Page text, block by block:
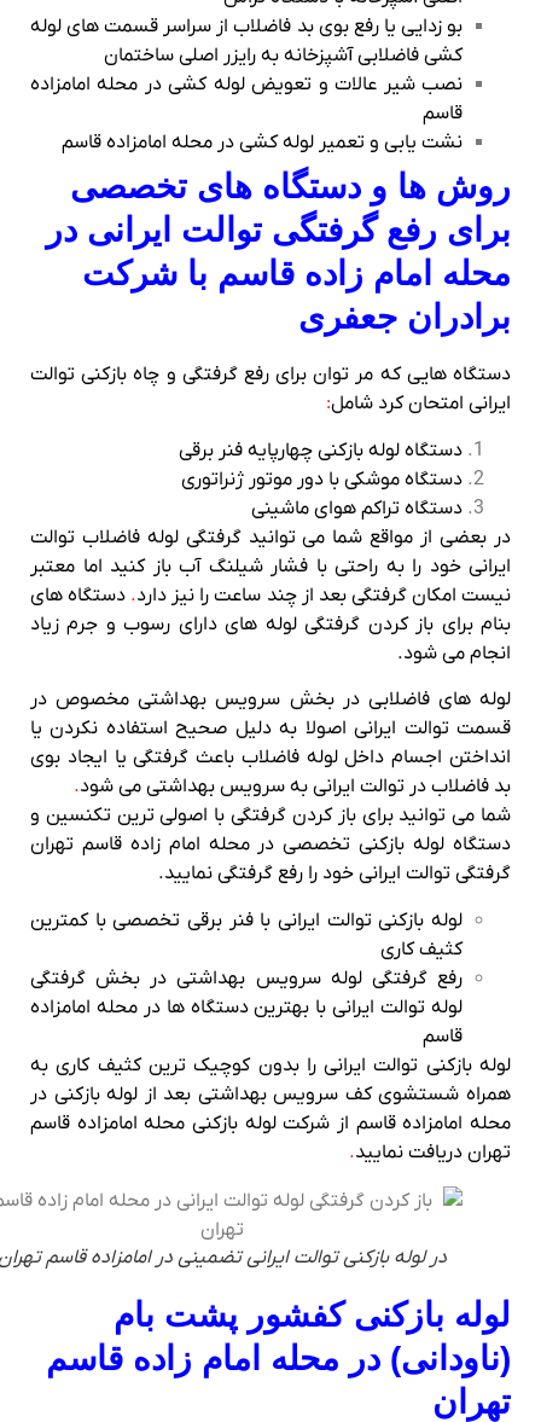
بو زدایی یا رفع بوی بد فاضلاب از سراسر قسمت های لوله
کشی فاضلابی آشپزخانه به رایزر اصلی ساختمان
نصب شیر عالات و تعویض لوله کشی در محله امامزاده
قاسم
نشت یابی و تعمیر لوله کشی در محله امامزاده قاسم
روش ها و دستگاه های تخصصی
برای رفع گرفتگی توالت ایرانی در
محله امام زاده قاسم با شرکت
برادران جعفری
دستگاه هایی که مر توان برای رفع گرفتگی و چاه بازکنی توالت
ایرانی امتحان کرد شامل:
دستگاه لوله بازکنی چهارپایه فنر برقی
دستگاه موشکی با دور موتور ژنراتوری
دستگاه تراکم هوای ماشینی
در بعضی از مواقع شما می توانید گرفتگی لوله فاضلاب توالت
ایرانی خود را به راحتی با فشار شیلنگ آب باز کنید اما معتبر
نیست امکان گرفتگی بعد از چند ساعت را نیز دارد.دستگاه های
بنام برای باز کردن گرفتگی لوله های دارای رسوب و جرم زیاد
انجام می شود.
لوله های فاضلابی در بخش سرویس بهداشتی مخصوص در
قسمت توالت ایرانی اصولا به دلیل صحیح استفاده نکردن یا
انداختن اجسام داخل لوله فاضلاب باعث گرفتگی یا ایجاد بوی
بد فاضلاب در توالت ایرانی به سرویس بهداشتی می شود.
شما می توانید برای باز کردن گرفتگی با اصولی ترین تکنسین و
دستگاه لوله بازکنی تخصصی در محله امام زاده قاسم تهران
گرفتگی توالت ایرانی خود را رفع گرفتگی نمایید.
لوله بازکنی توالت ایرانی با فنر برقی تخصصی با کمترین
کثیف کاری
رفع گرفتگی لوله سرویس بهداشتی در بخش گرفتگی
لوله توالت ایرانی با بهترین دستگاه ها در محله امامزاده
قاسم
لوله بازکنی توالت ایرانی را بدون کوچیک ترین کثیف کاری به
همراه شستشوی کف سرویس بهداشتی بعد از لوله بازکنی در
محله امامزاده قاسم از شرکت لوله بازکنی محله امامزاده قاسم
تهران دریافت نمایید.
در لوله بازکنی توالت ایرانی تضمینی در امامزاده قاسم تهران
لوله بازکنی کفشور پشت بام
(ناودانی) در محله امام زاده قاسم
تهران